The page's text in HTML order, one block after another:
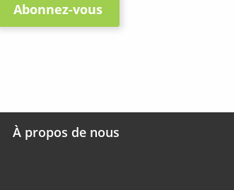
Abonnez-vous
À propos de nous